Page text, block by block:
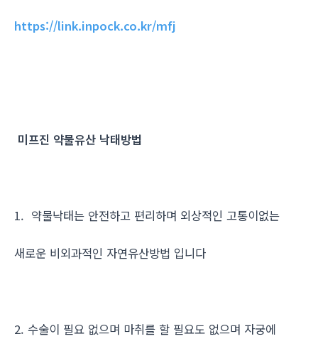
https://link.inpock.co.kr/mfj
미프진 약물유산 낙태방법
1. 약물낙태는 안전하고 편리하며 외상적인 고통이없는
새로운 비외과적인 자연유산방법 입니다
2. 수술이 필요 없으며 마취를 할 필요도 없으며 자궁에